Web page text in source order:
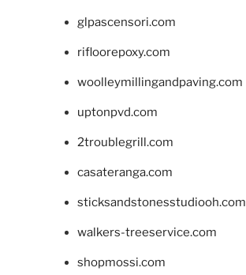
glpascensori.com
rifloorepoxy.com
woolleymillingandpaving.com
uptonpvd.com
2troublegrill.com
casateranga.com
sticksandstonesstudiooh.com
walkers-treeservice.com
shopmossi.com